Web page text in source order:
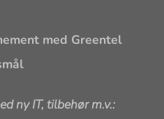
med Greentel
ny IT, tilbehør m.v.: